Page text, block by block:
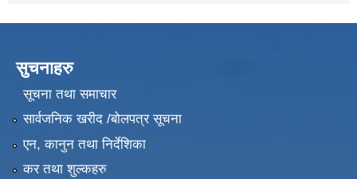
सुचनाहरु
सूचना तथा समाचार
सार्वजनिक खरीद /बोलपत्र सूचना
एन, कानुन तथा निर्देशिका
कर तथा शुल्कहरु